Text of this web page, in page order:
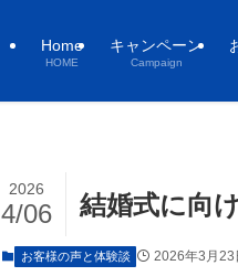
Home
HOME
キャンペーン
Campaign
結婚式に向
2026
4/06
お客様の声と体験談 2026年3月23